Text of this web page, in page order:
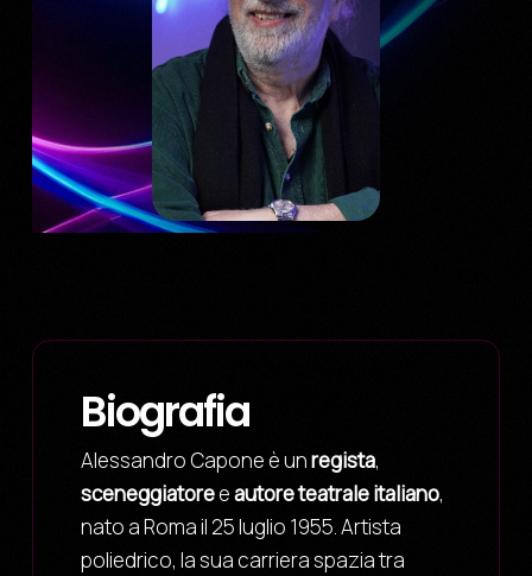
Biografia
Alessandro Capone è unregista,
sceneggiatoreeautore teatrale italiano,
nato a Roma il 25 luglio 1955. Artista
poliedrico, la sua carriera spazia tra